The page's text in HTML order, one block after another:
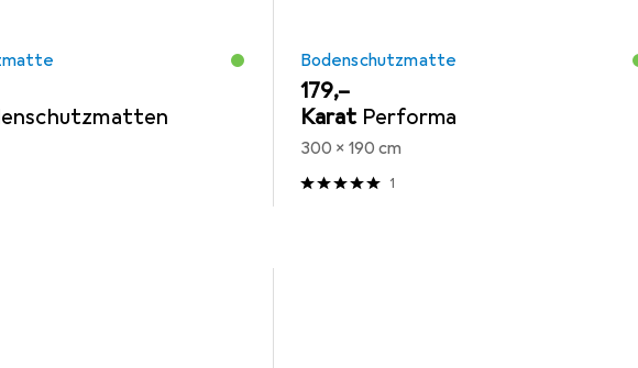
Bodenschutzmatte
EUR
179,–
Karat Performa
300 x 190 cm
1